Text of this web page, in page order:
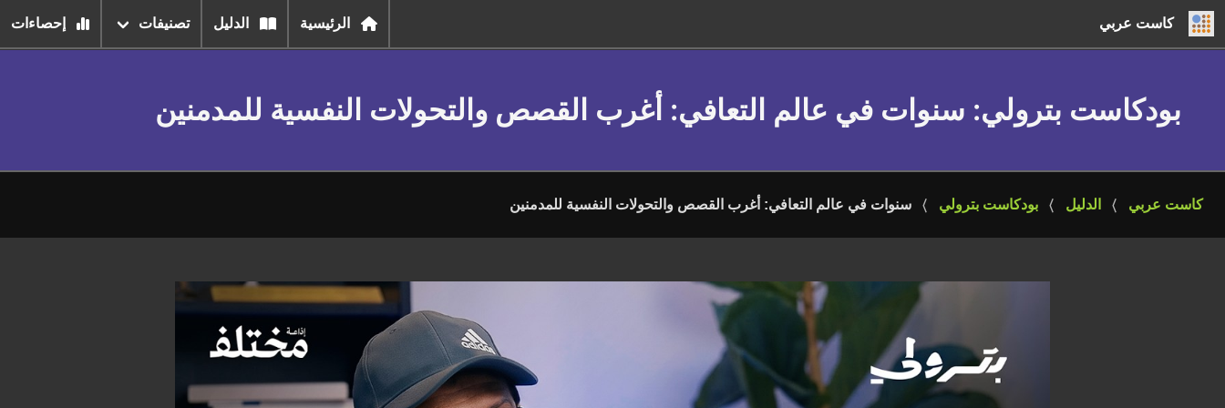
كاست عربي الرئيسية الدليل تصنيفات إحصاءات
بودكاست بترولي: سنوات في عالم التعافي: أغرب القصص والتحولات النفسية للمدمنين
كاست عربي الدليل بودكاست بترولي سنوات في عالم التعافي: أغرب القصص والتحولات النفسية للمدمنين